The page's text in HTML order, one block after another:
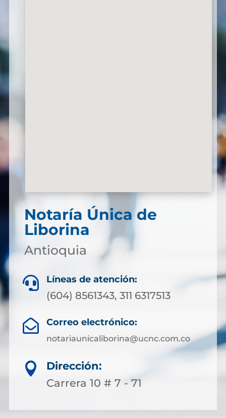
Notaría Única de
Liborina
Antioquia
 Líneas de atención:
(604) 8561343, 311 6317513
 Correo electrónico:
notariaunicaliborina@ucnc.com.co

Dirección:
Carrera 10 # 7 - 71